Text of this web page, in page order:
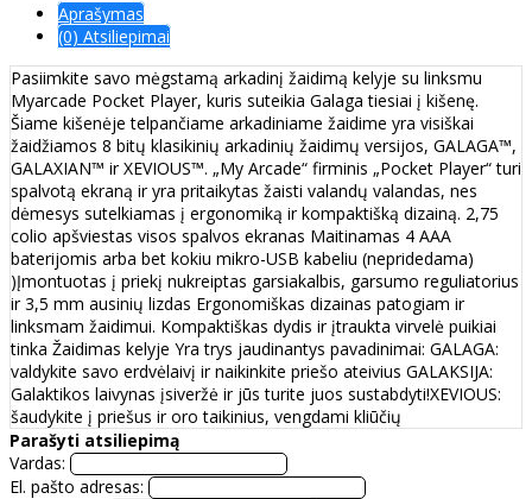
Aprašymas
(0) Atsiliepimai
Pasiimkite savo mėgstamą arkadinį žaidimą kelyje su linksmu
Myarcade Pocket Player, kuris suteikia Galaga tiesiai į kišenę.
Šiame kišenėje telpančiame arkadiniame žaidime yra visiškai
žaidžiamos 8 bitų klasikinių arkadinių žaidimų versijos, GALAGA™,
GALAXIAN™ ir XEVIOUS™. „My Arcade“ firminis „Pocket Player“ turi
spalvotą ekraną ir yra pritaikytas žaisti valandų valandas, nes
dėmesys sutelkiamas į ergonomiką ir kompaktišką dizainą. 2,75
colio apšviestas visos spalvos ekranas Maitinamas 4 AAA
baterijomis arba bet kokiu mikro-USB kabeliu (nepridedama)
)Įmontuotas į priekį nukreiptas garsiakalbis, garsumo reguliatorius
ir 3,5 mm ausinių lizdas Ergonomiškas dizainas patogiam ir
linksmam žaidimui. Kompaktiškas dydis ir įtraukta virvelė puikiai
tinka Žaidimas kelyje Yra trys jaudinantys pavadinimai: GALAGA:
valdykite savo erdvėlaivį ir naikinkite priešo ateivius GALAKSIJA:
Galaktikos laivynas įsiveržė ir jūs turite juos sustabdyti!XEVIOUS:
šaudykite į priešus ir oro taikinius, vengdami kliūčių
Parašyti atsiliepimą
Vardas:
El. pašto adresas: